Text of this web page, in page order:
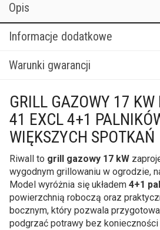
Opis
Informacje dodatkowe
Warunki gwarancji
GRILL GAZOWY 17 KW
41 EXCL 4+1
WIĘKSZYCH SPOTKAŃ
Riwall to grill gazowy 17 kW
wygodnym grillowaniu w ogrodzie,
Model wyróżnia się układem 4+1
powierzchnią roboczą oraz
bocznym, który pozwala
podgrzać potrawy bez konieczności